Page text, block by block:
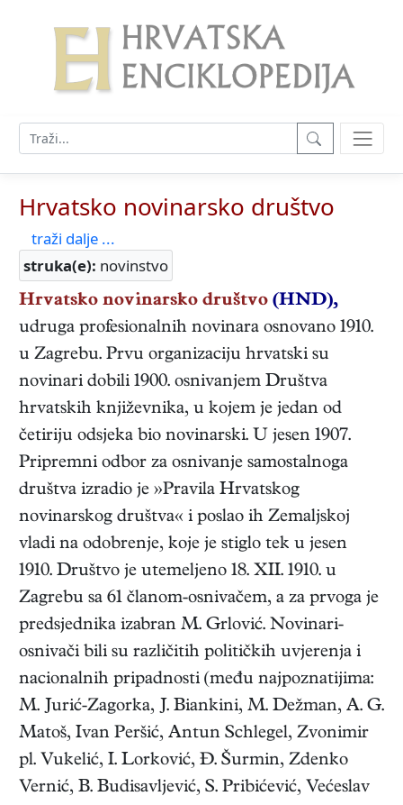
Hrvatsko novinarsko društvo
traži dalje ...
struka(e): novinstvo
Hrvatsko novinarsko društvo (HND),
udruga profesionalnih novinara osnovano 1910.
u Zagrebu. Prvu organizaciju hrvatski su
novinari dobili 1900. osnivanjem Društva
hrvatskih književnika, u kojem je jedan od
četiriju odsjeka bio novinarski. U jesen 1907.
Pripremni odbor za osnivanje samostalnoga
društva izradio je »Pravila Hrvatskog
novinarskog društva« i poslao ih Zemaljskoj
vladi na odobrenje, koje je stiglo tek u jesen
1910. Društvo je utemeljeno 18. XII. 1910. u
Zagrebu sa 61 članom-osnivačem, a za prvoga je
predsjednika izabran M. Grlović. Novinari-
osnivači bili su različitih političkih uvjerenja i
nacionalnih pripadnosti (među najpoznatijima:
M. Jurić-Zagorka, J. Biankini, M. Dežman, A. G.
Matoš, Ivan Peršić, Antun Schlegel, Zvonimir
pl. Vukelić, I. Lorković, Đ. Šurmin, Zdenko
Vernić, B. Budisavljević, S. Pribićević, Većeslav